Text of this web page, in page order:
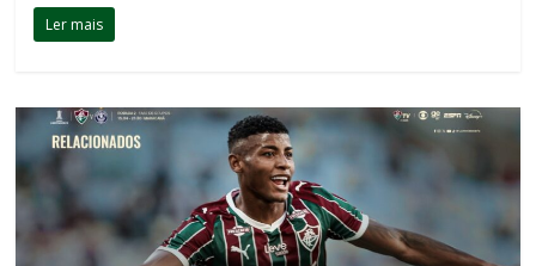
Ler mais